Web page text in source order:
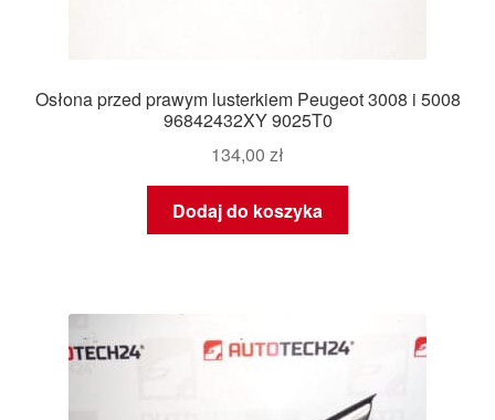
Zasady i warunki
Osłona przed prawym lusterkiem Peugeot 3008 i 5008
96842432XY 9025T0
134,00 zł
Dodaj do koszyka